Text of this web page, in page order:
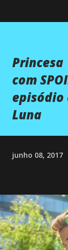
com
episódio
Luna
junho 08, 2017